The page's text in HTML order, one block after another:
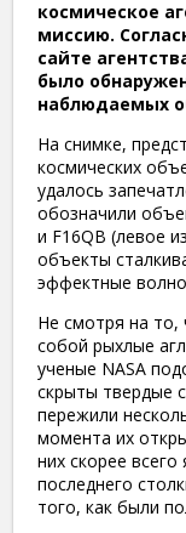
космическое
миссию.
сайте
было
наблюдаемых
На снимке,
космических
удалось
обозначили
и F16QB (левое
объекты
эффектные
Не смотря на то,
собой рыхлые
ученые NASA
скрыты твердые
пережили
момента их
них скорее
последнего
того, как были